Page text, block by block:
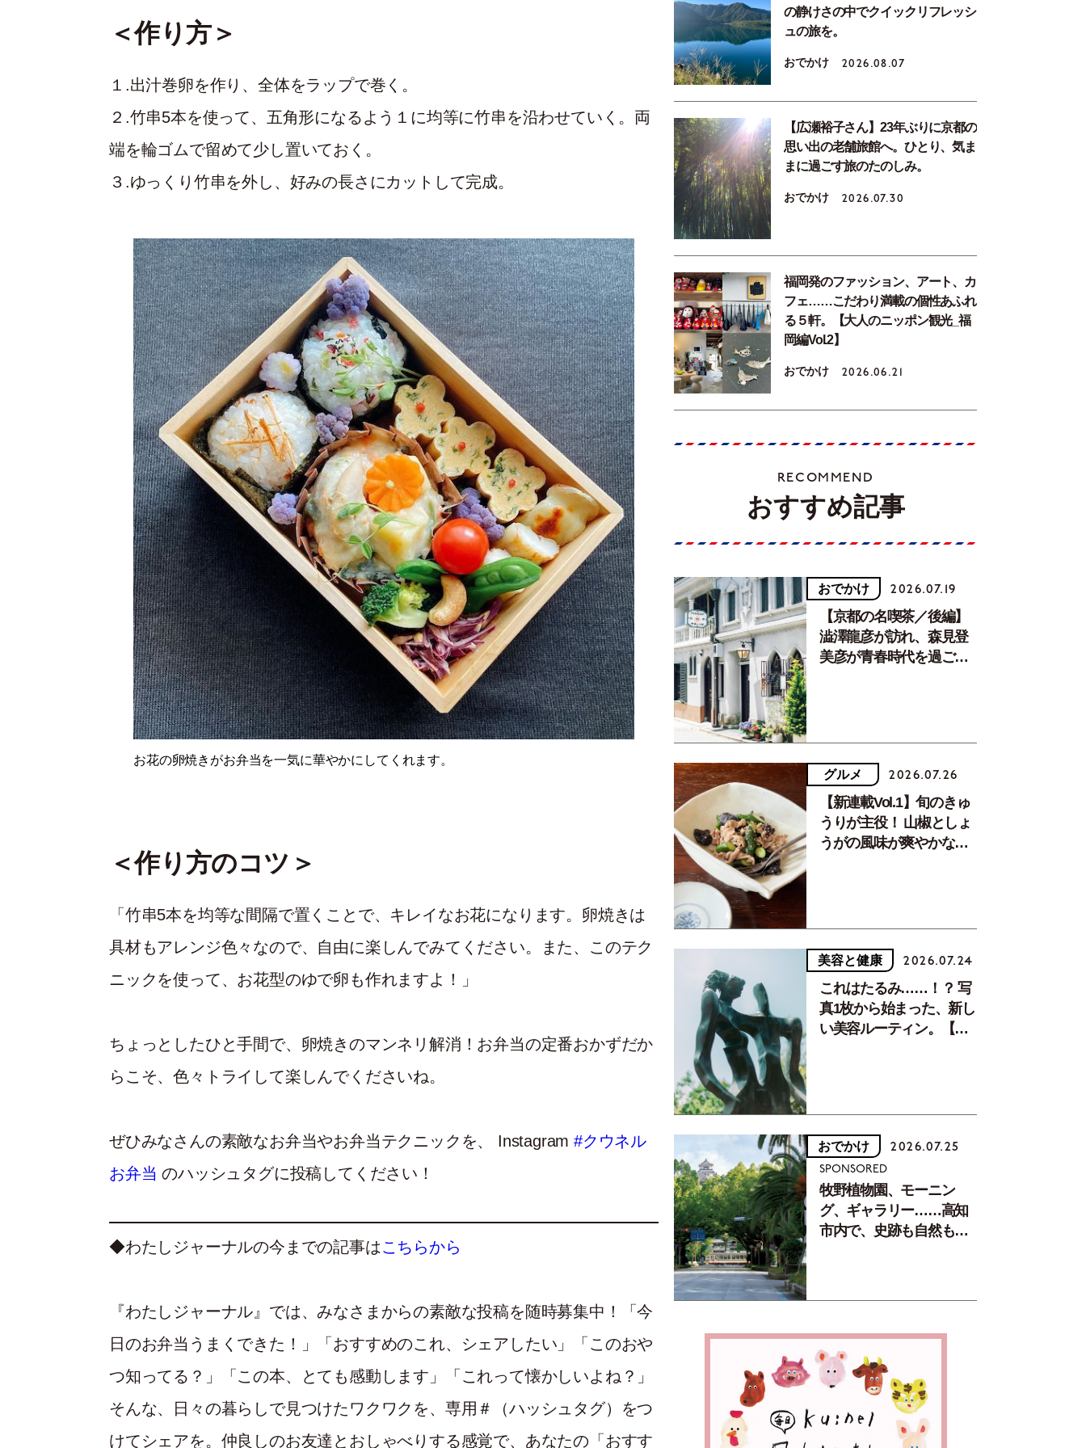
＜作り方＞
１.出汁巻卵を作り、全体をラップで巻く。
２.竹串5本を使って、五角形になるよう１に均等に竹串を沿わせていく。両
端を輪ゴムで留めて少し置いておく。
３.ゆっくり竹串を外し、好みの長さにカットして完成。
お花の卵焼きがお弁当を一気に華やかにしてくれます。
＜作り方のコツ＞
「竹串5本を均等な間隔で置くことで、キレイなお花になります。卵焼きは
具材もアレンジ色々なので、自由に楽しんでみてください。また、このテク
ニックを使って、お花型のゆで卵も作れますよ！」
ちょっとしたひと手間で、卵焼きのマンネリ解消！お弁当の定番おかずだか
らこそ、色々トライして楽しんでくださいね。
ぜひみなさんの素敵なお弁当やお弁当テクニックを、 Instagram #クウネル
お弁当 のハッシュタグに投稿してください！
◆わたしジャーナルの今までの記事はこちらから
『わたしジャーナル』では、みなさまからの素敵な投稿を随時募集中！「今
日のお弁当うまくできた！」「おすすめのこれ、シェアしたい」「このおや
つ知ってる？」「この本、とても感動します」「これって懐かしいよね？」
そんな、日々の暮らしで見つけたワクワクを、専用＃（ハッシュタグ）をつ
けてシェアを。仲良しのお友達とおしゃべりする感覚で、あなたの「おすす
の静けさの中でクイックリフレッシ
ュの旅を。
おでかけ 2026.08.07
【広瀬裕子さん】23年ぶりに京都の
思い出の老舗旅館へ。ひとり、気ま
まに過ごす旅のたのしみ。
おでかけ 2026.07.30
福岡発のファッション、アート、カ
フェ……こだわり満載の個性あふれ
る５軒。【大人のニッポン観光_福
岡編Vol.2】
おでかけ 2026.06.21
RECOMMEND
おすすめ記事
おでかけ 2026.07.19
【京都の名喫茶／後編】
澁澤龍彦が訪れ、森見登
美彦が青春時代を過ごし
グルメ 2026.07.26
【新連載Vol.1】旬のきゅ
うりが主役！ 山椒としょ
うがの風味が爽やかな、
美容と健康 2026.07.24
これはたるみ……！？ 写
真1枚から始まった、新し
い美容ルーティン。【中
おでかけ 2026.07.25
SPONSORED
牧野植物園、モーニン
グ、ギャラリー……高知
市内で、史跡も自然もグ